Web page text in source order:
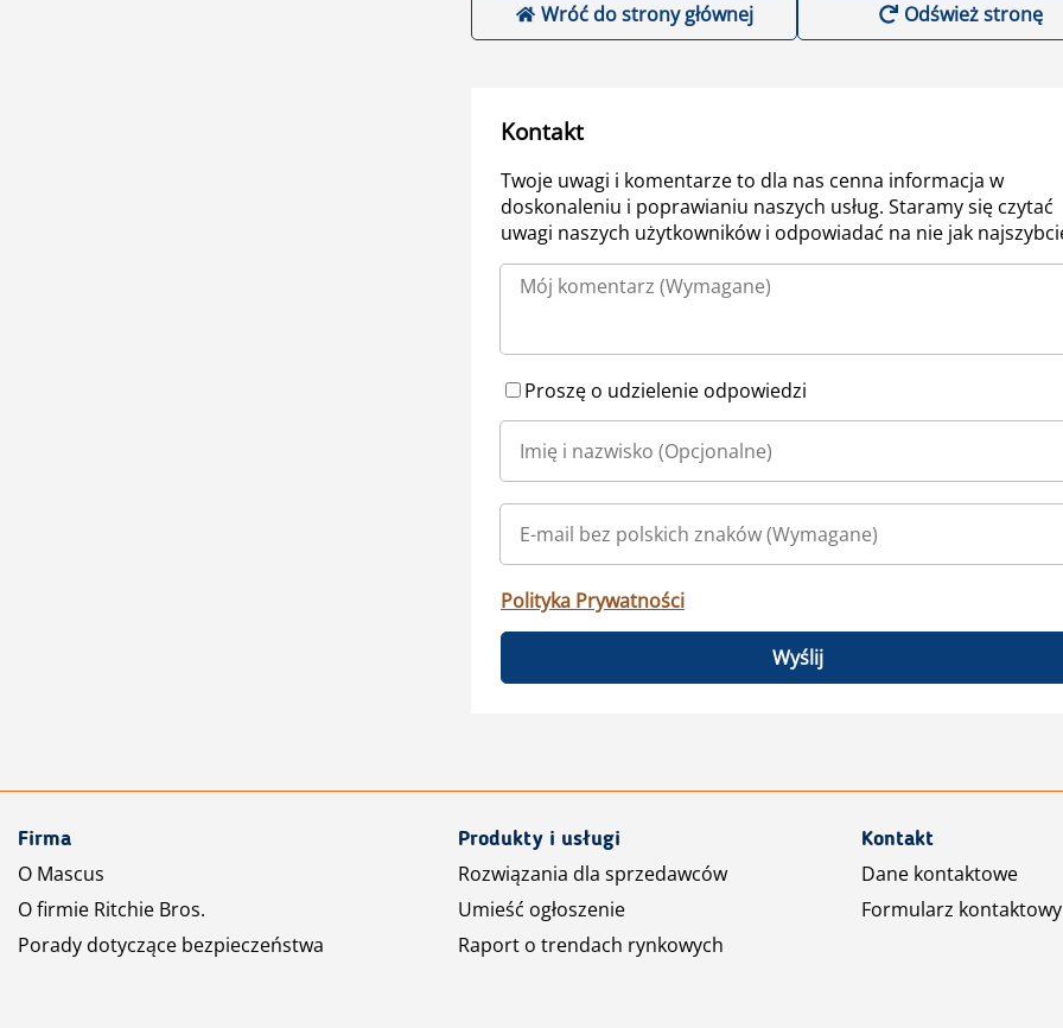
Wróć do strony głównej Odśwież stronę
Kontakt
Twoje uwagi i komentarze to dla nas cenna informacja w
doskonaleniu i poprawianiu naszych usług. Staramy się czytać
uwagi naszych użytkowników i odpowiadać na nie jak
Proszę o udzielenie odpowiedzi
Polityka Prywatności
Wyślij
Firma
O Mascus
O firmie Ritchie Bros.
Porady dotyczące bezpieczeństwa
Produkty i usługi
Rozwiązania dla sprzedawców
Umieść ogłoszenie
Raport o trendach rynkowych
Kontakt
Dane kontaktowe
Formularz kontaktowy